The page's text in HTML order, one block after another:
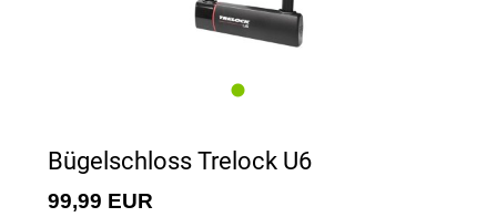
Bügelschloss Trelock U6
99,99 EUR